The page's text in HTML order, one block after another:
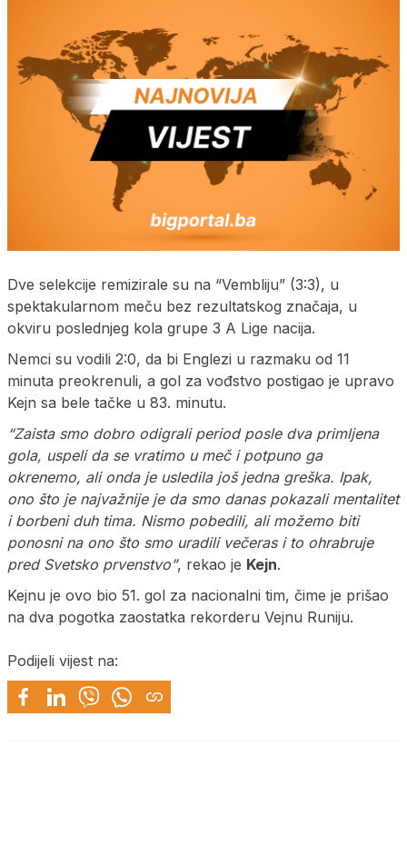
Dve selekcije remizirale su na “Vembliju” (3:3), u
spektakularnom meču bez rezultatskog značaja, u
okviru poslednjeg kola grupe 3 A Lige nacija.
Nemci su vodili 2:0, da bi Englezi u razmaku od 11
minuta preokrenuli, a gol za vođstvo postigao je upravo
Kejn sa bele tačke u 83. minutu.
“Zaista smo dobro odigrali period posle dva primljena
gola, uspeli da se vratimo u meč i potpuno ga
okrenemo, ali onda je usledila još jedna greška. Ipak,
ono što je najvažnije je da smo danas pokazali mentalitet
i borbeni duh tima. Nismo pobedili, ali možemo biti
ponosni na ono što smo uradili večeras i to ohrabruje
pred Svetsko prvenstvo”, rekao je Kejn.
Kejnu je ovo bio 51. gol za nacionalni tim, čime je prišao
na dva pogotka zaostatka rekorderu Vejnu Runiju.
Podijeli vijest na: